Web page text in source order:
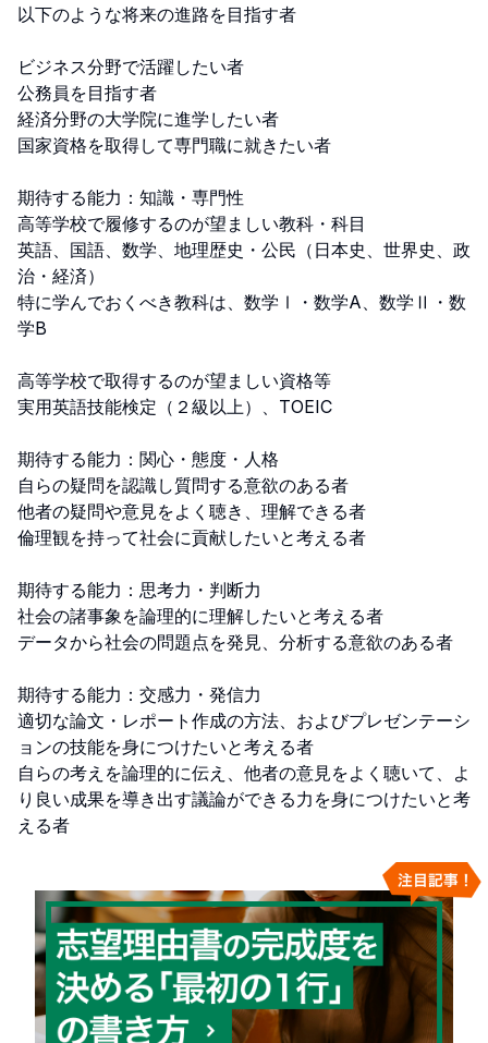
以下のような将来の進路を目指す者
ビジネス分野で活躍したい者
公務員を目指す者
経済分野の大学院に進学したい者
国家資格を取得して専門職に就きたい者
期待する能力：知識・専門性
高等学校で履修するのが望ましい教科・科目
英語、国語、数学、地理歴史・公民（日本史、世界史、政
治・経済）
特に学んでおくべき教科は、数学Ⅰ・数学A、数学Ⅱ・数
学B
高等学校で取得するのが望ましい資格等
実用英語技能検定（２級以上）、TOEIC
期待する能力：関心・態度・人格
自らの疑問を認識し質問する意欲のある者
他者の疑問や意見をよく聴き、理解できる者
倫理観を持って社会に貢献したいと考える者
期待する能力：思考力・判断力
社会の諸事象を論理的に理解したいと考える者
データから社会の問題点を発見、分析する意欲のある者
期待する能力：交感力・発信力
適切な論文・レポート作成の方法、およびプレゼンテーシ
ョンの技能を身につけたいと考える者
自らの考えを論理的に伝え、他者の意見をよく聴いて、よ
り良い成果を導き出す議論ができる力を身につけたいと考